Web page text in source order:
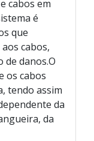
cabos em
é
que
cabos,
danos.O
os cabos
tendo assim
da
da